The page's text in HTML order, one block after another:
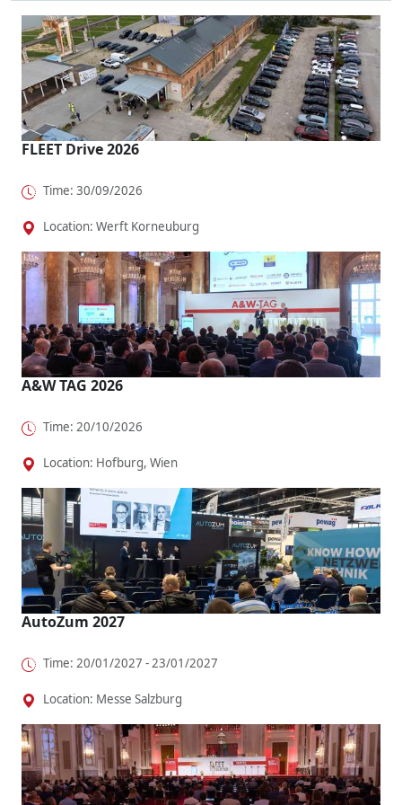
Octavia,
dass
Fahrspaß
o...
bi bZ4X
To...
Mercedes
VLE will
Shuttle-...
natürlich,
dazu wie
maßgesch..
.
FLEET Drive 2026
Time: 30/09/2026
Location: Werft Korneuburg
A&W TAG 2026
Time: 20/10/2026
Location: Hofburg, Wien
AutoZum 2027
Time: 20/01/2027 - 23/01/2027
Location: Messe Salzburg